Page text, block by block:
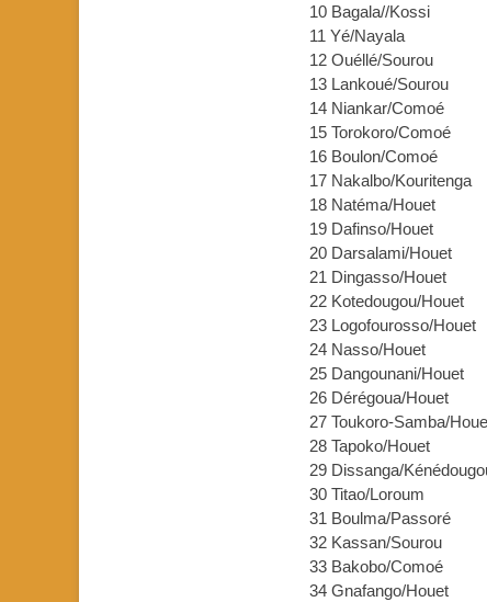
10 Bagala//
11 Yé/
12 Ouéllé/
13 Lankoué/
14 Niankar/
15 Torokoro/
16 Boulon/
17 Nakalbo/
18 Natéma/
19 Dafinso/
20 Darsalami/
21 Dingasso/
22 Kotedougou/
23
24 Nasso/
25
26 Dérégoua/
27 Toukoro-
28 Tapoko/
29 Dissanga/
30 Titao/
31 Boulma/
32 Kassan/
33 Bakobo/
34